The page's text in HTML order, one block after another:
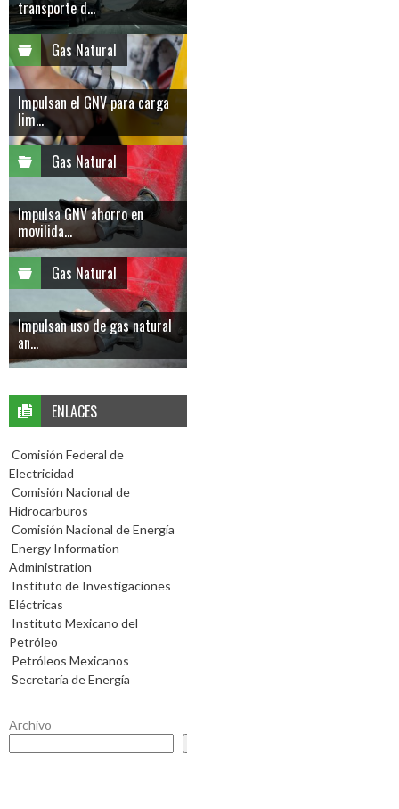
transporte d...
Gas Natural
Impulsan el GNV para carga
lim...
Gas Natural
Impulsa GNV ahorro en
movilida...
Gas Natural
Impulsan uso de gas natural
an...
ENLACES
Comisión Federal de
Electricidad
Comisión Nacional de
Hidrocarburos
Comisión Nacional de Energía
Energy Information
Administration
Instituto de Investigaciones
Eléctricas
Instituto Mexicano del
Petróleo
Petróleos Mexicanos
Secretaría de Energía
Archivo